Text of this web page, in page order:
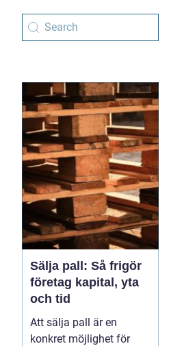
Sälja pall: Så frigör
företag kapital, yta
och tid
Att sälja pall är en
konkret möjlighet för